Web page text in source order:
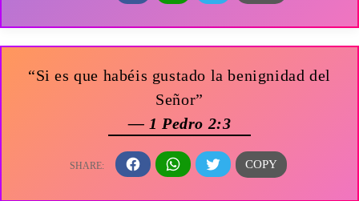
“Si es que habéis gustado la benignidad del
Señor”
— 1 Pedro 2:3